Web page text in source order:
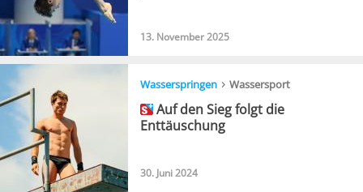
13. November 2025
Wasserspringen › Wassersport
Auf den Sieg folgt die
Enttäuschung
30. Juni 2024